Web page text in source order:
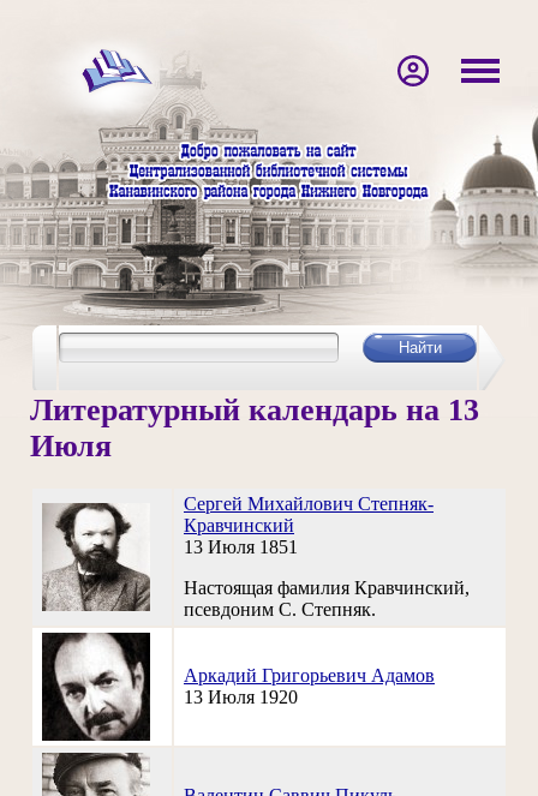
Литературный календарь на 13
Июля
Сергей Михайлович Степняк-
Кравчинский
13 Июля 1851
Настоящая фамилия Кравчинский,
псевдоним С. Степняк.
Аркадий Григорьевич Адамов
13 Июля 1920